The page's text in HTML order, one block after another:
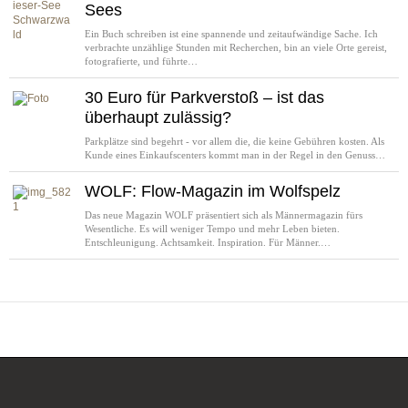
Sees
Ein Buch schreiben ist eine spannende und zeitaufwändige Sache. Ich
verbrachte unzählige Stunden mit Recherchen, bin an viele Orte gereist,
fotografierte, und führte…
30 Euro für Parkverstoß – ist das
überhaupt zulässig?
Parkplätze sind begehrt - vor allem die, die keine Gebühren kosten. Als
Kunde eines Einkaufscenters kommt man in der Regel in den Genuss…
WOLF: Flow-Magazin im Wolfspelz
Das neue Magazin WOLF präsentiert sich als Männermagazin fürs
Wesentliche. Es will weniger Tempo und mehr Leben bieten.
Entschleunigung. Achtsamkeit. Inspiration. Für Männer.…